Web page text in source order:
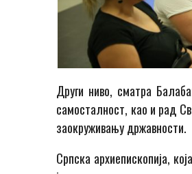
Други ниво, сматра
самосталност, као и рад
заокруживању државности.
Српска архиепископија,